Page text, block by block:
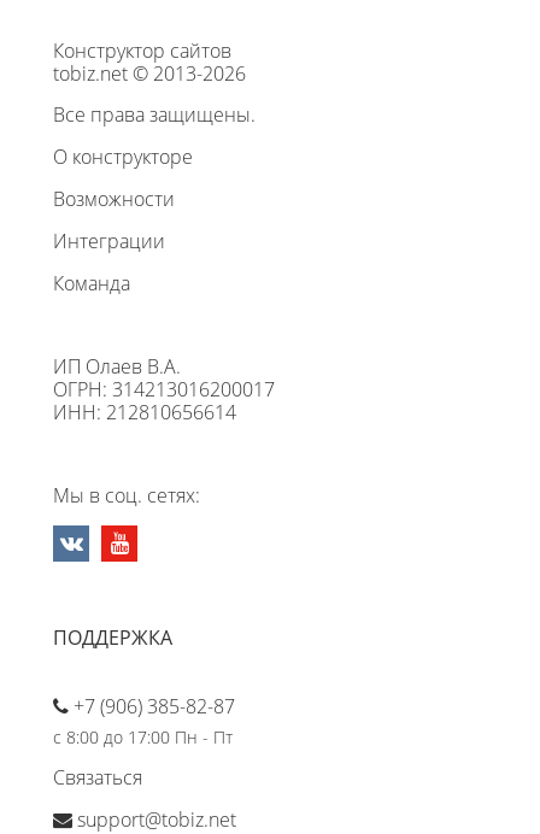
Конструктор сайтов
tobiz.net © 2013-2026
Все права защищены.
О конструкторе
Возможности
Интеграции
Команда
ИП Олаев В.А.
ОГРН: 314213016200017
ИНН: 212810656614
Мы в соц. сетях:
ПОДДЕРЖКА
+7 (906) 385-82-87
с 8:00 до 17:00 Пн - Пт
Связаться
support@tobiz.net